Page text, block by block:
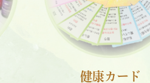
健康カード